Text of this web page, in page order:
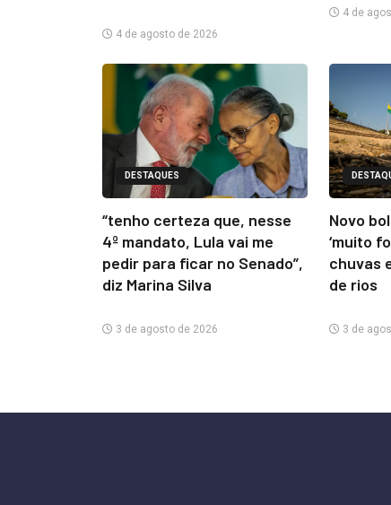
4 de agosto de 2026
4 de
DESTAQUES
“tenho certeza que, nesse
4º mandato, Lula vai me
pedir para ficar no Senado”,
diz Marina Silva
3 de agosto de 2026
Novo
‘muito
chuvas
de rios
3 de